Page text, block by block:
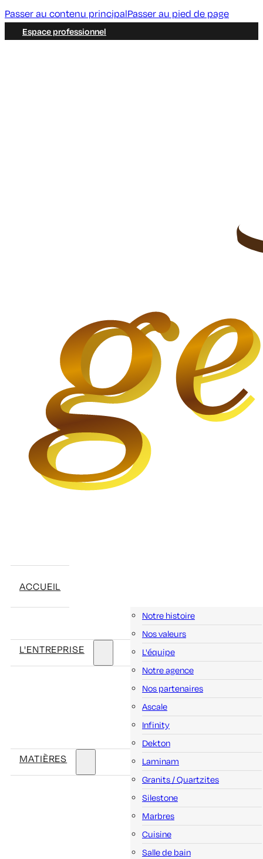
Passer au contenu principalPasser au pied de page
Espace professionnel
ACCUEIL
L'ENTREPRISE
Notre histoire
Nos valeurs
L'équipe
Notre agence
Nos partenaires
MATIÈRES
Ascale
Infinity
Dekton
Laminam
Granits / Quartzites
Silestone
Marbres
Cuisine
Salle de bain